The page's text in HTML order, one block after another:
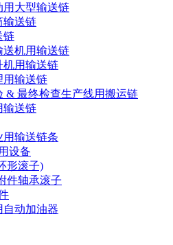
用大型输送链
输送链
链
送机用输送链
机用输送链
用输送链
& 最终检查生产线用搬运链
输送链
用输送链条
设备
形滚子)
件轴承滚子
自动加油器